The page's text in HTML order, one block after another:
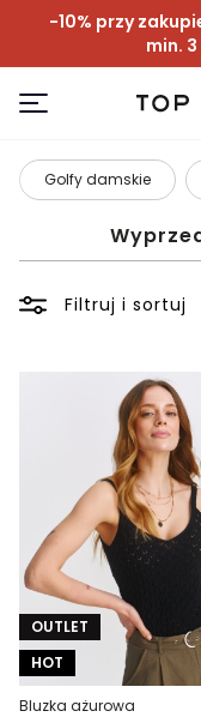
-10% przy
min.
Golfy damskie
Filtruj i sortuj
OUTLET
HOT
Bluzka ażurowa